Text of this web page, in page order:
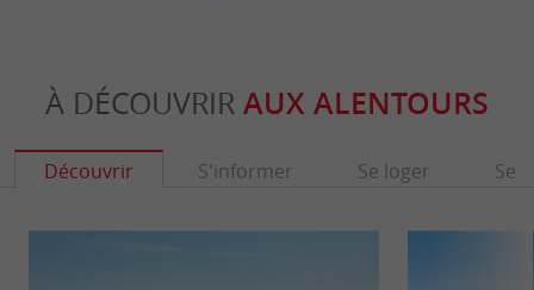
À DÉCOUVRIR AUX ALENTOURS
Découvrir S'informer Se loger Se